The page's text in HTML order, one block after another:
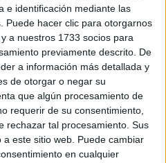
e identificación mediante las
Puede hacer clic para otorgarnos
a nuestros 1733 socios para
previamente descrito. De
a información más detallada y
de otorgar o negar su
que algún procesamiento de
requerir de su consentimiento,
rechazar tal procesamiento. Sus
este sitio web. Puede cambiar
en cualquier
abril, viernes, la mayor parte
sean funcionarios o laborales,
trabajo a las tres de la tarde
las ocho de la mañana del
este año el 1 de mayo
lunes 2, y luego, el 3 el Día
desde luego, de los de
no figure entre las festivas